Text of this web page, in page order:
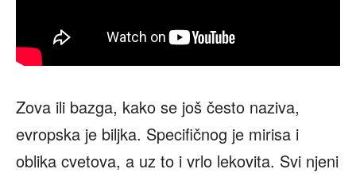
Zova ili bazga, kako se još često naziva,
evropska je biljka. Specifičnog je mirisa i
oblika cvetova, a uz to i vrlo lekovita. Svi njeni